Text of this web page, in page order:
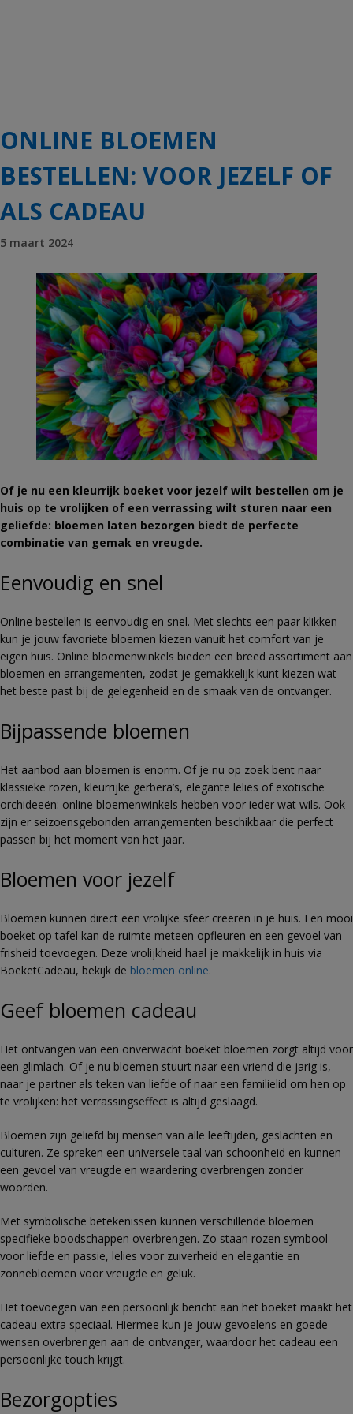
ONLINE BLOEMEN
BESTELLEN: VOOR JEZELF OF
ALS CADEAU
5 maart 2024
Of je nu een kleurrijk boeket voor jezelf wilt bestellen om je
huis op te vrolijken of een verrassing wilt sturen naar een
geliefde: bloemen laten bezorgen biedt de perfecte
combinatie van gemak en vreugde.
Eenvoudig en snel
Online bestellen is eenvoudig en snel. Met slechts een paar klikken
kun je jouw favoriete bloemen kiezen vanuit het comfort van je
eigen huis. Online bloemenwinkels bieden een breed assortiment aan
bloemen en arrangementen, zodat je gemakkelijk kunt kiezen wat
het beste past bij de gelegenheid en de smaak van de ontvanger.
Bijpassende bloemen
Het aanbod aan bloemen is enorm. Of je nu op zoek bent naar
klassieke rozen, kleurrijke gerbera’s, elegante lelies of exotische
orchideeën: online bloemenwinkels hebben voor ieder wat wils. Ook
zijn er seizoensgebonden arrangementen beschikbaar die perfect
passen bij het moment van het jaar.
Bloemen voor jezelf
Bloemen kunnen direct een vrolijke sfeer creëren in je huis. Een mooi
boeket op tafel kan de ruimte meteen opfleuren en een gevoel van
frisheid toevoegen. Deze vrolijkheid haal je makkelijk in huis via
BoeketCadeau, bekijk de bloemen online.
Geef bloemen cadeau
Het ontvangen van een onverwacht boeket bloemen zorgt altijd voor
een glimlach. Of je nu bloemen stuurt naar een vriend die jarig is,
naar je partner als teken van liefde of naar een familielid om hen op
te vrolijken: het verrassingseffect is altijd geslaagd.
Bloemen zijn geliefd bij mensen van alle leeftijden, geslachten en
culturen. Ze spreken een universele taal van schoonheid en kunnen
een gevoel van vreugde en waardering overbrengen zonder
woorden.
Met symbolische betekenissen kunnen verschillende bloemen
specifieke boodschappen overbrengen. Zo staan rozen symbool
voor liefde en passie, lelies voor zuiverheid en elegantie en
zonnebloemen voor vreugde en geluk.
Het toevoegen van een persoonlijk bericht aan het boeket maakt het
cadeau extra speciaal. Hiermee kun je jouw gevoelens en goede
wensen overbrengen aan de ontvanger, waardoor het cadeau een
persoonlijke touch krijgt.
Bezorgopties